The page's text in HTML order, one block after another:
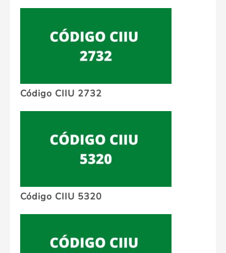
Código CIIU 2732
Código CIIU 5320